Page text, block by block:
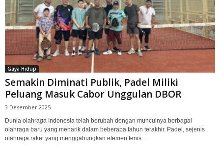
Gaya Hidup
Semakin Diminati Publik, Padel Miliki
Peluang Masuk Cabor Unggulan DBOR
3 Desember 2025
Dunia olahraga Indonesia telah berubah dengan munculnya berbagai
olahraga baru yang menarik dalam beberapa tahun terakhir. Padel, sejenis
olahraga raket yang menggabungkan elemen tenis...